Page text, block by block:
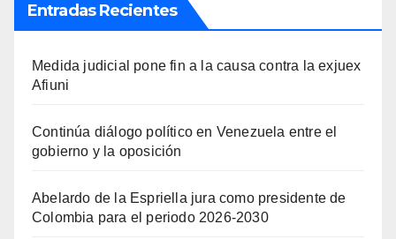
Entradas Recientes
Medida judicial pone fin a la causa contra la exjuex
Afiuni
Continúa diálogo político en Venezuela entre el
gobierno y la oposición
Abelardo de la Espriella jura como presidente de
Colombia para el periodo 2026-2030